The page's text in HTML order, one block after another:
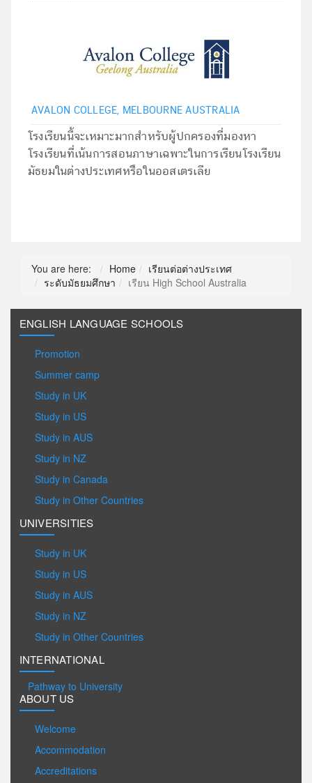
AVALON COLLEGE, MELBOURNE AUSTRALIA
โรงเรียนนี้จะเหมาะมากสำหรับผู้ปกครองที่มองหา
โรงเรียนที่เน้นการสอนภาษาเฉพาะในการเรียนโรงเรียน
มัธยมในต่างประเทศหรือในออสเตรเลีย
You are here: Home
เรียนต่อต่างประเทศ
ระดับมัธยมศึกษา
เรียน High School Australia
ENGLISH LANGUAGE SCHOOLS
Promotion
Summer camp
Study in UK
Study in US
Study in AUS
Study in NZ
Study in Canada
Study in Other Countries
UNIVERSITIES
Study in UK
Study in US
Study in AUS
Study in NZ
Study in Other Countries
INTERNATIONAL
Pathway to University
ABOUT US
Welcome
Accommodation
Accreditations